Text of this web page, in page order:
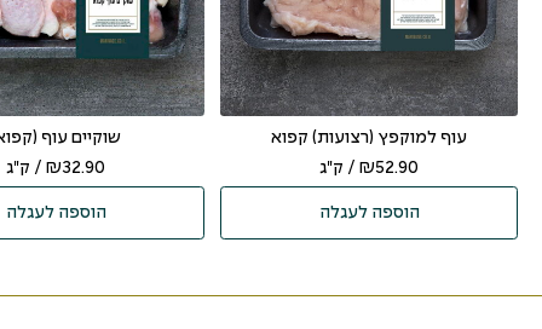
עוף למוקפץ (רצועות) קפוא
₪52.90 / ק"ג
הוספה לעגלה
שוקיים עוף
₪32.90 / ק"ג
הוספה לעגלה